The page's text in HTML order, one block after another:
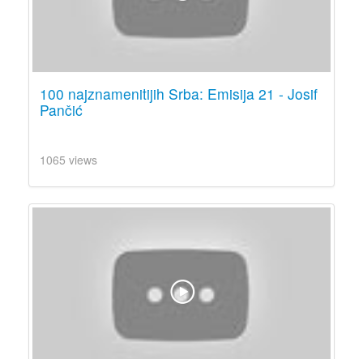
100 najznamenitijih Srba: Emisija 21 - Josif
Pančić
1065 views